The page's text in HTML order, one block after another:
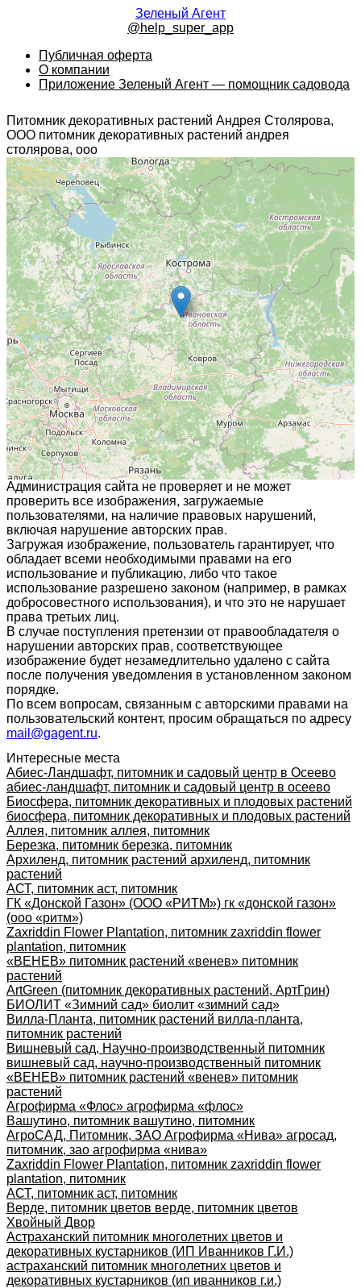
Зеленый Агент
@help_super_app
Публичная оферта
О компании
Приложение Зеленый Агент — помощник садовода
Питомник декоративных растений Андрея Столярова,
ООО питомник декоративных растений андрея
столярова, ооо
Администрация сайта не проверяет и не может
проверить все изображения, загружаемые
пользователями, на наличие правовых нарушений,
включая нарушение авторских прав.
Загружая изображение, пользователь гарантирует, что
обладает всеми необходимыми правами на его
использование и публикацию, либо что такое
использование разрешено законом (например, в рамках
добросовестного использования), и что это не нарушает
права третьих лиц.
В случае поступления претензии от правообладателя о
нарушении авторских прав, соответствующее
изображение будет незамедлительно удалено с сайта
после получения уведомления в установленном законом
порядке.
По всем вопросам, связанным с авторскими правами на
пользовательский контент, просим обращаться по адресу
mail@gagent.ru.
Интересные места
Абиес-Ландшафт, питомник и садовый центр в Осеево
абиес-ландшафт, питомник и садовый центр в осеево
Биосфера, питомник декоративных и плодовых растений
биосфера, питомник декоративных и плодовых растений
Аллея, питомник аллея, питомник
Березка, питомник березка, питомник
Архиленд, питомник растений архиленд, питомник
растений
АСТ, питомник аст, питомник
ГК «Донской Газон» (ООО «РИТМ») гк «донской газон»
(ооо «ритм»)
Zaxriddin Flower Plantation, питомник zaxriddin flower
plantation, питомник
«ВЕНЕВ» питомник растений «венев» питомник
растений
ArtGreen (питомник декоративных растений, АртГрин)
БИОЛИТ «Зимний сад» биолит «зимний сад»
Вилла-Планта, питомник растений вилла-планта,
питомник растений
Вишневый сад, Научно-производственный питомник
вишневый сад, научно-производственный питомник
«ВЕНЕВ» питомник растений «венев» питомник
растений
Агрофирма «Флос» агрофирма «флос»
Вашутино, питомник вашутино, питомник
АгроСАД, Питомник, ЗАО Агрофирма «Нива» агросад,
питомник, зао агрофирма «нива»
Zaxriddin Flower Plantation, питомник zaxriddin flower
plantation, питомник
АСТ, питомник аст, питомник
Верде, питомник цветов верде, питомник цветов
Хвойный Двор
Астраханский питомник многолетних цветов и
декоративных кустарников (ИП Иванников Г.И.)
астраханский питомник многолетних цветов и
декоративных кустарников (ип иванников г.и.)